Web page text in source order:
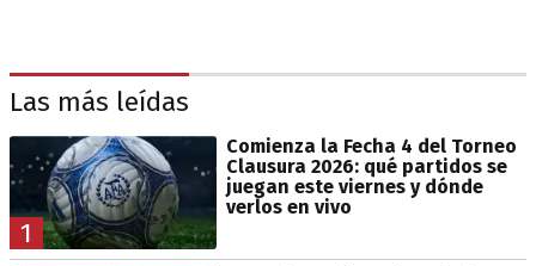
Las más leídas
1
Comienza la Fecha 4 del Torneo
Clausura 2026: qué partidos se
juegan este viernes y dónde
verlos en vivo